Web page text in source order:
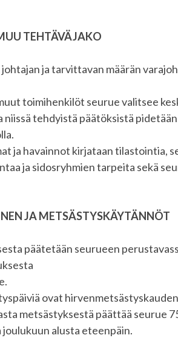
TEHTÄVÄJAKO
ja tarvittavan määrän
toimihenkilöt seurue valitsee
niissä tehdyistä päätöksistä
ja havainnot kirjataan tilastointia,
ja sidosryhmien tarpeita sekä
JA METSÄSTYSKÄYTÄNNÖT
päätetään seurueen
ovat
metsästyksestä päättää seurue
alusta eteenpäin.